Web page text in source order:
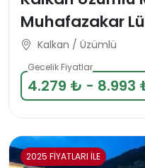
Muhafazakar
Villası
Kalkan / Üzümlü
Gecelik Fiyatlar
4.279 ₺ - 8.993
2025 FİYATLARI İLE